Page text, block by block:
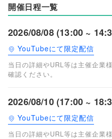
開催日程一覧
2026/08/08 (13:00 ~
YouTubeにて限定配信
当日の詳細やURL等は主催企業
確認ください。
2026/08/10 (17:00 ~
YouTubeにて限定配信
当日の詳細やURL等は主催企業